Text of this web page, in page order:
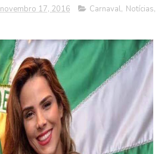
novembro 17, 2016 Carnaval, Notícias,